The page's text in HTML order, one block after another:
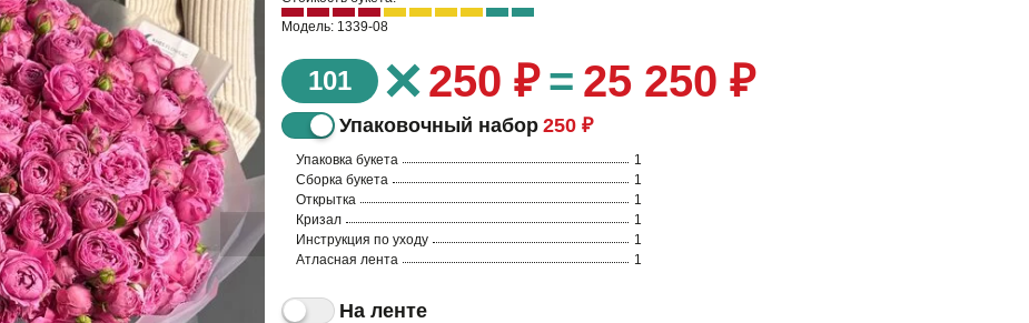
Модель: 1339-08
101 ×250 ₽ = 25 250 ₽
Упаковочный набор 250 ₽
Упаковка букета
1
Сборка букета
1
Открытка
1
Кризал
1
Инструкция по уходу
1
Атласная лента
1
На ленте